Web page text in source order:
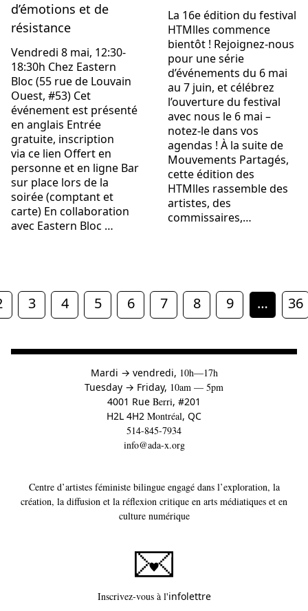
d’émotions et de
résistance
Vendredi 8 mai, 12:30-
18:30h Chez Eastern
Bloc (55 rue de Louvain
Ouest, #53) Cet
événement est présenté
en anglais Entrée
gratuite, inscription
via ce lien Offert en
personne et en ligne Bar
sur place lors de la
soirée (comptant et
carte) En collaboration
avec Eastern Bloc …
La 16e édition du festival
HTMlles commence
bientôt ! Rejoignez-nous
pour une série
d’événements du 6 mai
au 7 juin, et célébrez
l’ouverture du festival
avec nous le 6 mai –
notez-le dans vos
agendas ! À la suite de
Mouvements Partagés,
cette édition des
HTMlles rassemble des
artistes, des
commissaires,…
3 4 5 6 7 8 9 … 36
Mardi →àvendredi, 10h—17h
Tuesday → to
Friday, 10am — 5pm
4001 Rue Berri, #201
H2L 4H2 Montréal, QC
514-845-7934
info@ada-x.org
Centre d’artistes féministe bilingue engagé dans l’exploration, la
création, la diffusion et la réflexion critique en arts médiatiques et en
culture numérique
Inscrivez-vous à l'infolettreCe lien s'ouvrira dans